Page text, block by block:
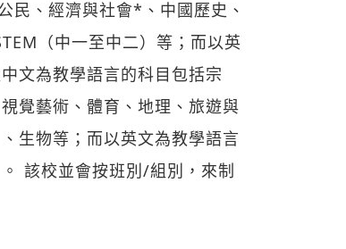
民、經濟與社會*、中國歷史、
（中一至中二）等；而以英
文為教學語言的科目包括宗
覺藝術、體育、地理、旅遊與
生物等；而以英文為教學語言
該校並會按班別/組別，來制